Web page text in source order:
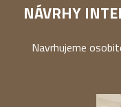
NÁVRHY
Navrhujeme